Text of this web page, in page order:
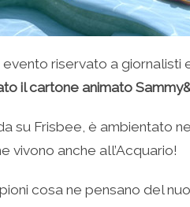
riservato a giornalisti
il cartone animato
su Frisbee, è ambientato
vivono anche all’Acquario!
cosa ne pensano del